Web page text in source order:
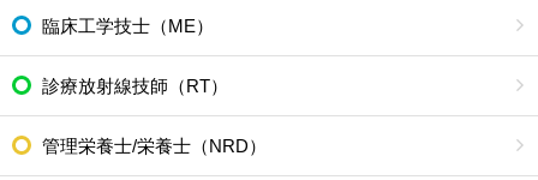
臨床工学技士（ME）
診療放射線技師（RT）
管理栄養士/栄養士（NRD）